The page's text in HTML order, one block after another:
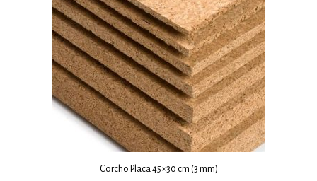
Corcho Placa 45×30 cm (3 mm)